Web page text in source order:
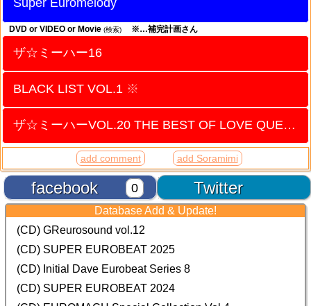
Super Euromelody
DVD or VIDEO or Movie (検索) ※…補完計画さん
ザ☆ミーハー16
BLACK LIST VOL.1 ※
ザ☆ミーハーVOL.20 THE BEST OF LOVE QUEEN
add comment add Soramimi
Twitter
facebook 0
Database Add & Update!
(CD) GReurosound vol.12
(CD) SUPER EUROBEAT 2025
(CD) Initial Dave Eurobeat Series 8
(CD) SUPER EUROBEAT 2024